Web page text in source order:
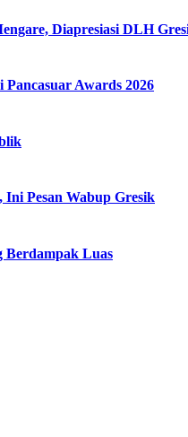
Diapresiasi DLH
Awards 2026
Ini Pesan Wabup Gresik
Berdampak Luas